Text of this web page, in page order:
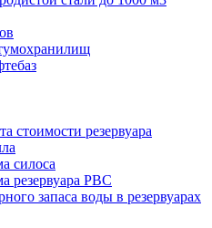
стоимости резервуара
силоса
резервуара РВС
запаса воды в резервуарах